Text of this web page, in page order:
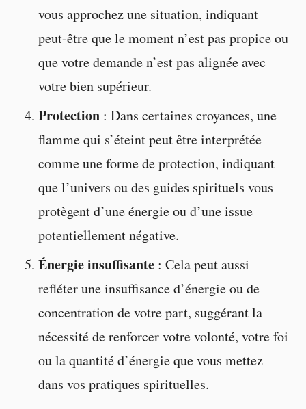
vous approchez une situation, indiquant
peut-être que le moment n’est pas propice ou
que votre demande n’est pas alignée avec
votre bien supérieur.
Protection: Dans certaines croyances, une
flamme qui s’éteint peut être interprétée
comme une forme de protection, indiquant
que l’univers ou des guides spirituels vous
protègent d’une énergie ou d’une issue
potentiellement négative.
Énergie insuffisante: Cela peut aussi
refléter une insuffisance d’énergie ou de
concentration de votre part, suggérant la
nécessité de renforcer votre volonté, votre foi
ou la quantité d’énergie que vous mettez
dans vos pratiques spirituelles.